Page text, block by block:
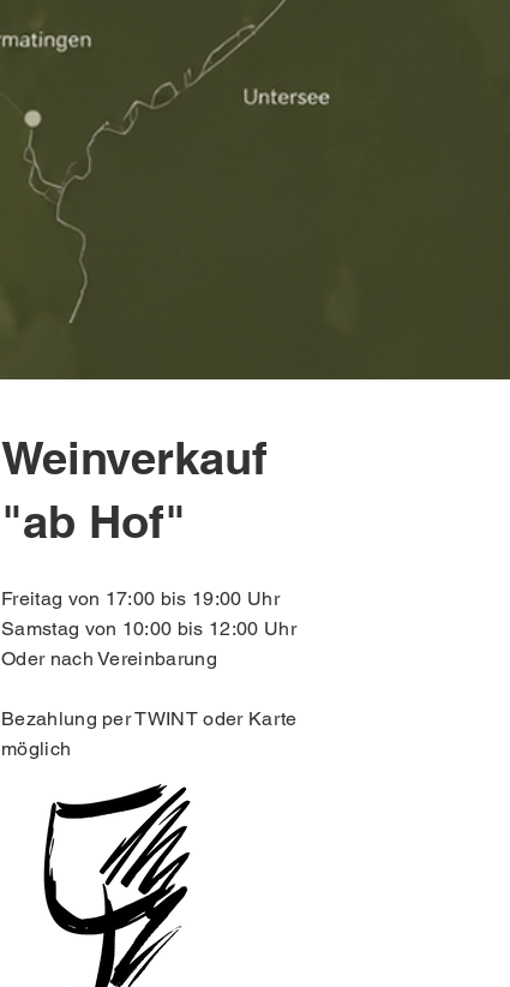
Weinverkauf
"ab Hof"
Freitag von 17:00 bis 19:00 Uhr
Samstag von 10:00 bis 12:00 Uhr
Oder nach Vereinbarung
​Bezahlung per TWINT oder Karte
möglich